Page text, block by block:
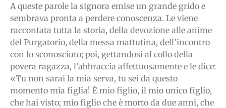
A queste parole la signora emise un grande grido e
sembrava pronta a perdere conoscenza. Le viene
raccontata tutta la storia, della devozione alle anime
del Purgatorio, della messa mattutina, dell’incontro
con lo sconosciuto; poi, gettandosi al collo della
povera ragazza, l’abbraccia affettuosamente e le dice:
«Tu non sarai la mia serva, tu sei da questo
momento mia figlia! È mio figlio, il mio unico figlio,
che hai visto; mio figlio che è morto da due anni, che